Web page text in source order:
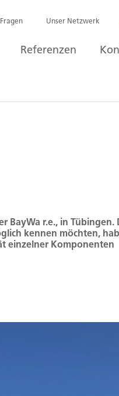
Unser Netzwerk
Referenzen
BayWa r.e., in Tübingen.
kennen möchten,
einzelner Komponenten